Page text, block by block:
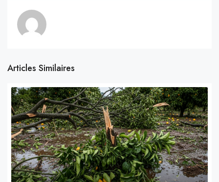
Articles Similaires